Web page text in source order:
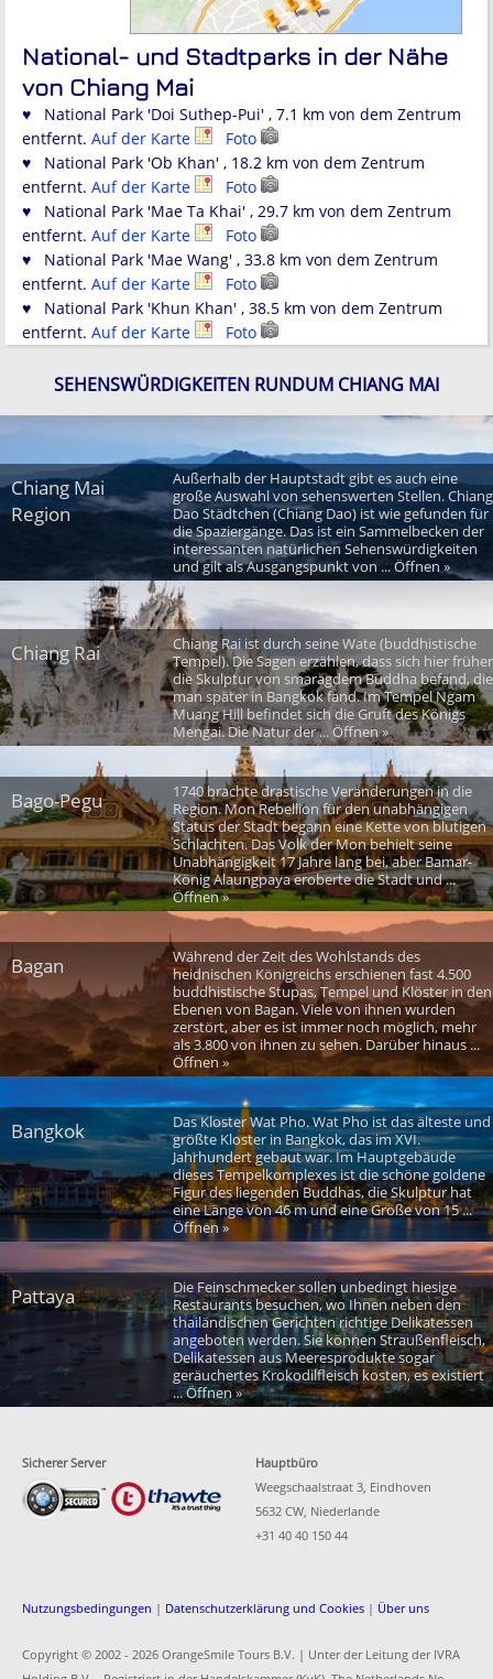
National- und Stadtparks in der Nähe
von Chiang Mai
♥ National Park 'Doi Suthep-Pui' , 7.1 km von dem Zentrum
entfernt. Auf der Karte
Foto
♥ National Park 'Ob Khan' , 18.2 km von dem Zentrum
entfernt. Auf der Karte
Foto
♥ National Park 'Mae Ta Khai' , 29.7 km von dem Zentrum
entfernt. Auf der Karte
Foto
♥ National Park 'Mae Wang' , 33.8 km von dem Zentrum
entfernt. Auf der Karte
Foto
♥ National Park 'Khun Khan' , 38.5 km von dem Zentrum
entfernt. Auf der Karte Foto
SEHENSWÜRDIGKEITEN RUNDUM CHIANG MAI
Chiang Mai
Region
Außerhalb der Hauptstadt gibt es auch eine
große Auswahl von sehenswerten Stellen. Chiang
Dao Städtchen (Chiang Dao) ist wie gefunden für
die Spaziergänge. Das ist ein Sammelbecken der
interessanten natürlichen Sehenswürdigkeiten
und gilt als Ausgangspunkt von ... Öffnen »
Chiang Rai
Chiang Rai ist durch seine Wate (buddhistische
Tempel). Die Sagen erzählen, dass sich hier früher
die Skulptur von smaragdem Buddha befand, die
man später in Bangkok fand. Im Tempel Ngam
Muang Hill befindet sich die Gruft des Königs
Mengai. Die Natur der ... Öffnen »
Bago-Pegu
1740 brachte drastische Veränderungen in die
Region. Mon Rebellion für den unabhängigen
Status der Stadt begann eine Kette von blutigen
Schlachten. Das Volk der Mon behielt seine
Unabhängigkeit 17 Jahre lang bei, aber Bamar-
König Alaungpaya eroberte die Stadt und ...
Öffnen »
Bagan
Während der Zeit des Wohlstands des
heidnischen Königreichs erschienen fast 4.500
buddhistische Stupas, Tempel und Klöster in den
Ebenen von Bagan. Viele von ihnen wurden
zerstört, aber es ist immer noch möglich, mehr
als 3.800 von ihnen zu sehen. Darüber hinaus ...
Öffnen »
Bangkok
Das Kloster Wat Pho. Wat Pho ist das älteste und
größte Kloster in Bangkok, das im XVI.
Jahrhundert gebaut war. Im Hauptgebäude
dieses Tempelkomplexes ist die schöne goldene
Figur des liegenden Buddhas, die Skulptur hat
eine Länge von 46 m und eine Größe von 15 ...
Öffnen »
Pattaya
Die Feinschmecker sollen unbedingt hiesige
Restaurants besuchen, wo Ihnen neben den
thailändischen Gerichten richtige Delikatessen
angeboten werden. Sie können Straußenfleisch,
Delikatessen aus Meeresprodukte sogar
geräuchertes Krokodilfleisch kosten, es existiert
... Öffnen »
Sicherer Server
Hauptbüro
Weegschaalstraat 3, Eindhoven
5632 CW, Niederlande
+31 40 40 150 44
Nutzungsbedingungen | Datenschutzerklärung und Cookies | Über uns
Copyright © 2002 - 2026 OrangeSmile Tours B.V. | Unter der Leitung der IVRA